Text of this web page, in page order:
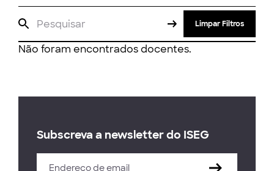
Limpar Filtros
Não foram encontrados docentes.
Subscreva a newsletter do ISEG